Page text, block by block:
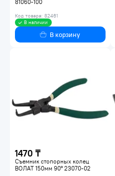
81060-100
Код товара: 82461
В наличии
В корзину
1470 ₸
Съемник стопорных колец
ВОЛАТ 150мм 90° 23070-02